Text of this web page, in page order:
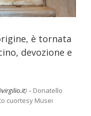
è tornata
devozione e
) – Donatello
cuortesy Musei